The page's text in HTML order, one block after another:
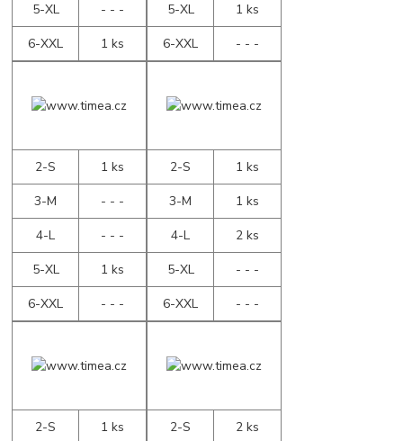
5-XL
- - -
6-XXL
1 ks
5-XL
1 ks
6-XXL
- - -
2-S
1 ks
3-M
- - -
4-L
- - -
5-XL
1 ks
6-XXL
- - -
2-S
1 ks
3-M
1 ks
4-L
2 ks
5-XL
- - -
6-XXL
- - -
2-S 1 ks 2-S 2 ks